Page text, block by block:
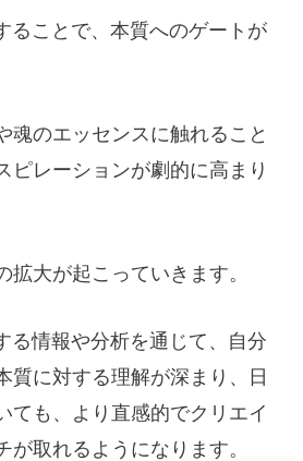
ることで、本質へのゲートが
魂のエッセンスに触れること
ピレーションが劇的に高まり
拡大が起こっていきます。
る情報や分析を通じて、自分
質に対する理解が深まり、日
ても、より直感的でクリエイ
が取れるようになります。